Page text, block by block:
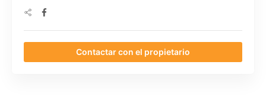
Contactar con el propietario